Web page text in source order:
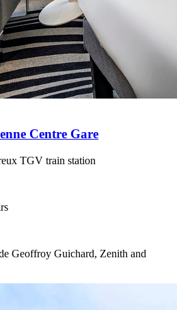
Centre Gare
TGV train station
Geoffroy Guichard, Zenith and